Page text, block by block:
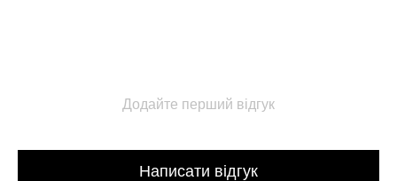
Додайте перший відгук
Написати відгук